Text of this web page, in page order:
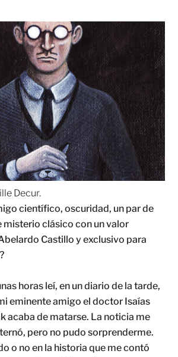
Decur.
científico, oscuridad, un par de
clásico con un valor
Castillo y exclusivo para
horas leí, en un diario de la tarde,
eminente amigo el doctor Isaías
acaba de matarse. La noticia me
pero no pudo sorprenderme.
o no en la historia que me contó